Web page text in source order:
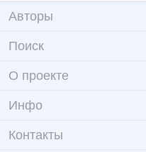
Авторы
Поиск
О проекте
Инфо
Контакты